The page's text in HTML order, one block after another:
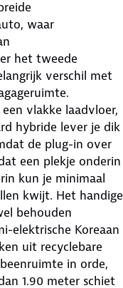
waar
het tweede
verschil met
vlakke laadvloer,
hybride lever je dik
de plug-in over
een plekje onderin
kun je minimaal
kwijt. Het handige
behouden
elektrische Koreaan
uit recyclebare
in orde,
1.90 meter schiet